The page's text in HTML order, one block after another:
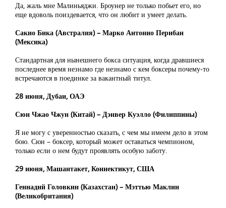
Да, жаль мне Малиньяджи. Броунер не только побьет его, но
еще вдоволь поиздевается, что он любит и умеет делать.
Сакио Бика (Австралия) – Марко Антонио Перибан
(Мексика)
Стандартная для нынешнего бокса ситуация, когда дравшиеся
последнее время незнамо где незнамо с кем боксеры почему-то
встречаются в поединке за вакантный титул.
28 июня, Дубаи, ОАЭ
Сюн Чжао Чжун (Китай) – Дэнвер Куэлло (Филиппины)
Я не могу с уверенностью сказать, с чем мы имеем дело в этом
бою. Сюн – боксер, который может оставаться чемпионом,
только если о нем будут проявлять особую заботу.
29 июня, Машантакет, Коннектикут, США
Геннадий Головкин (Казахстан) – Мэттью Маклин
(Великобритания)